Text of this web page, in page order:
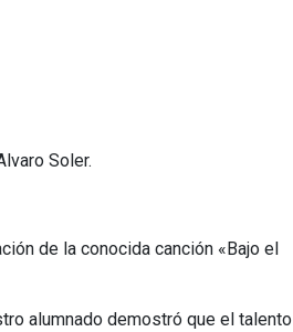
Soler.
de la conocida canción «Bajo el
alumnado demostró que el talento